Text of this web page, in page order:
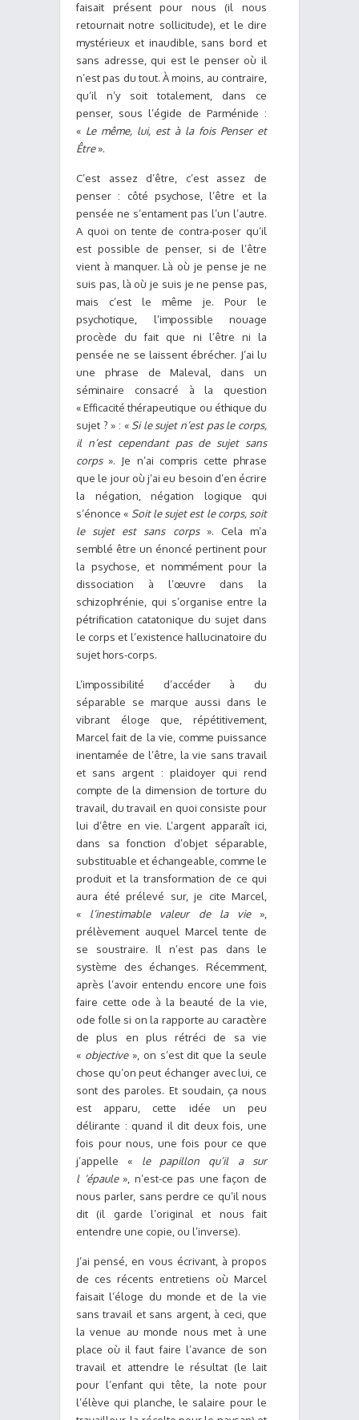
faisait présent pour nous (il nous
retournait notre sollicitude), et le dire
mystérieux et inaudible, sans bord et
sans adresse, qui est le penser où il
n’est pas du tout. À moins, au contraire,
qu’il n’y soit totalement, dans ce
penser, sous l’égide de Parménide :
« Le même, lui, est à la fois Penser et
Être».
C’est assez d’être, c’est assez de
penser : côté psychose, l’être et la
pensée ne s’entament pas l’un l’autre.
A quoi on tente de contra-poser qu’il
est possible de penser, si de l’être
vient à manquer. Là où je pense je ne
suis pas, là où je suis je ne pense pas,
mais c’est le même je. Pour le
psychotique, l’impossible nouage
procède du fait que ni l’être ni la
pensée ne se laissent ébrécher. J’ai lu
une phrase de Maleval, dans un
séminaire consacré à la question
« Efficacité thérapeutique ou éthique du
sujet ? » : « Si le sujet n’est pas le corps,
il n’est cependant pas de sujet sans
corps». Je n’ai compris cette phrase
que le jour où j’ai eu besoin d’en écrire
la négation, négation logique qui
s’énonce « Soit le sujet est le corps, soit
le sujet est sans corps». Cela m’a
semblé être un énoncé pertinent pour
la psychose, et nommément pour la
dissociation à l’œuvre dans la
schizophrénie, qui s’organise entre la
pétrification catatonique du sujet dans
le corps et l’existence hallucinatoire du
sujet hors-corps.
L’impossibilité d’accéder à du
séparable se marque aussi dans le
vibrant éloge que, répétitivement,
Marcel fait de la vie, comme puissance
inentamée de l’être, la vie sans travail
et sans argent : plaidoyer qui rend
compte de la dimension de torture du
travail, du travail en quoi consiste pour
lui d’être en vie. L’argent apparaît ici,
dans sa fonction d’objet séparable,
substituable et échangeable, comme le
produit et la transformation de ce qui
aura été prélevé sur, je cite Marcel,
« l’inestimable valeur de la vie»,
prélèvement auquel Marcel tente de
se soustraire. Il n’est pas dans le
système des échanges. Récemment,
après l’avoir entendu encore une fois
faire cette ode à la beauté de la vie,
ode folle si on la rapporte au caractère
de plus en plus rétréci de sa vie
« objective», on s’est dit que la seule
chose qu’on peut échanger avec lui, ce
sont des paroles. Et soudain, ça nous
est apparu, cette idée un peu
délirante : quand il dit deux fois, une
fois pour nous, une fois pour ce que
j’appelle « le papillon qu’il a sur
l ‘épaule», n’est-ce pas une façon de
nous parler, sans perdre ce qu’il nous
dit (il garde l’original et nous fait
entendre une copie, ou l’inverse).
J’ai pensé, en vous écrivant, à propos
de ces récents entretiens où Marcel
faisait l’éloge du monde et de la vie
sans travail et sans argent, à ceci, que
la venue au monde nous met à une
place où il faut faire l’avance de son
travail et attendre le résultat (le lait
pour l’enfant qui tête, la note pour
l’élève qui planche, le salaire pour le